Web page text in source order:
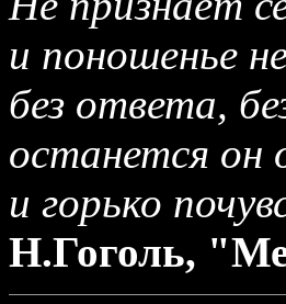
и поношенье
без ответа,
останется он
и горько
Н.Гоголь,